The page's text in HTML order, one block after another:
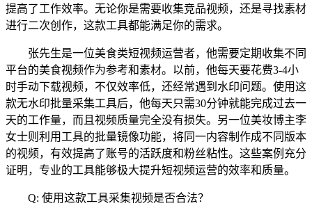
提高了工作效率。无论你是需要收集竞品视频，还是寻找素材
进行二次创作，这款工具都能满足你的需求。
张先生是一位美食类短视频运营者，他需要定期收集不同
平台的美食视频作为参考和素材。以前，他每天要花费3-4小
时手动下载视频，不仅效率低，还经常遇到水印问题。使用这
款无水印批量采集工具后，他每天只需30分钟就能完成过去一
天的工作量，而且视频质量完全没有损失。另一位美妆博主李
女士则利用工具的批量镜像功能，将同一内容制作成不同版本
的视频，有效提高了账号的活跃度和粉丝粘性。这些案例充分
证明，专业的工具能够极大提升短视频运营的效率和质量。
Q: 使用这款工具采集视频是否合法？